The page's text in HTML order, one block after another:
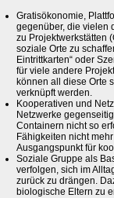
Gratisökonomie,
gegenüber, die vielen
zu Projektwerkstätten
soziale Orte zu
Eintrittkarten“ oder
für viele andere
können all diese Orte
verknüpft werden.
Kooperativen und
Netzwerke
Containern nicht so
Fähigkeiten nicht
Ausgangspunkt für
Soziale Gruppe als
verfolgen, sich im
zurück zu drängen.
biologische Eltern zu